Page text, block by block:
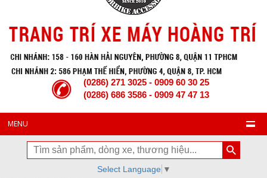
(0286) 271 3025 - 0909 60 30 25
(0286) 686 3586 - 0909 47 47 13
MENU
Select Language ▼